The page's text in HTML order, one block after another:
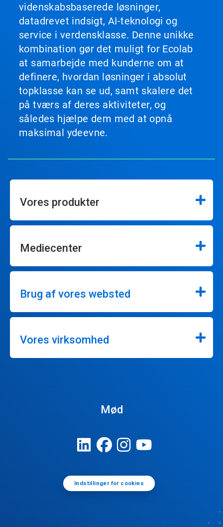
videnskabsbaserede løsninger,
datadrevet indsigt, AI-teknologi og
service i verdensklasse. Denne unikke
kombination gør det muligt for Ecolab
at samarbejde med kunderne om at
definere, hvordan løsninger i absolut
topklasse kan se ud, samt skalere det
på tværs af deres aktiviteter, og
således hjælpe dem med at opnå
maksimal ydeevne.
Vores produkter
Mediecenter
Brug af vores websted
Vores virksomhed
Mød
Indstillinger for cookies